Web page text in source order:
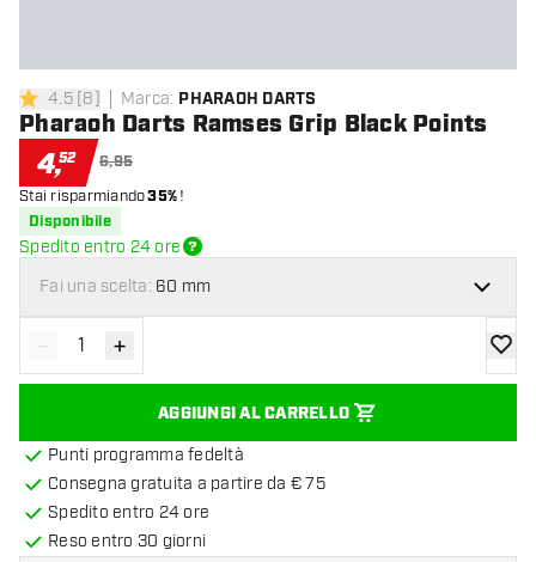
4.5 stelle di valutazione
4.5[8] Marca: PHARAOH DARTS
Pharaoh Darts Ramses Grip Black Points
4,52 6,95
Stai risparmiando35%!
Disponibile
Spedito entro 24 ore
Fai una scelta: 60 mm
Diminuisci quantità
- Aumenta quantità
+
AGGIUNGI AL CARRELLO
Punti programma fedeltà
Consegna gratuita a partire da € 75
Spedito entro 24 ore
Reso entro 30 giorni